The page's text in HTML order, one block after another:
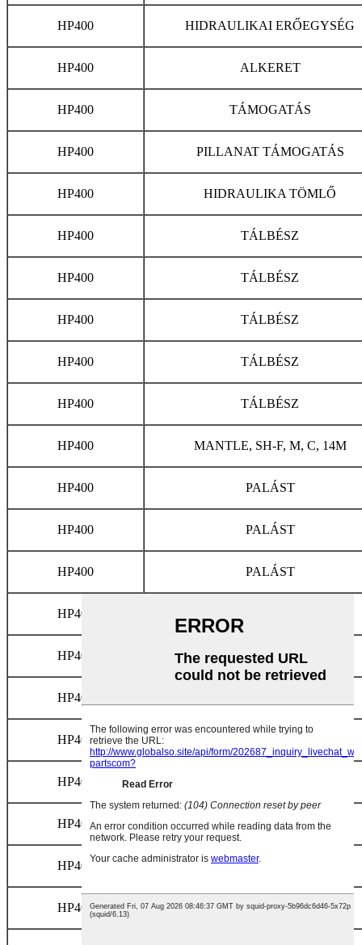
HP400 HIDRAULIKAI ERŐEGYSÉG
HP400 ALKERET
HP400 TÁMOGATÁS
HP400 PILLANAT TÁMOGATÁS
HP400 HIDRAULIKA TÖMLŐ
HP400 TÁLBÉSZ
HP400 TÁLBÉSZ
HP400 TÁLBÉSZ
HP400 TÁLBÉSZ
HP400 TÁLBÉSZ
HP400 MANTLE, SH-F, M, C, 14M
HP400 PALÁST
HP400 PALÁST
HP400 PALÁST
HP400
HP400 PALÁST
HP400
HP400
HP400
HP400 PALÁST
HP400 FEJ
HP400 KÚPOS GARAT